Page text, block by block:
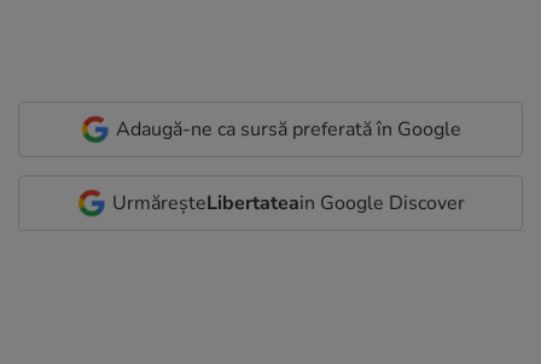
Adaugă-ne ca sursă preferată în Google
UrmăreșteLibertateain Google Discover